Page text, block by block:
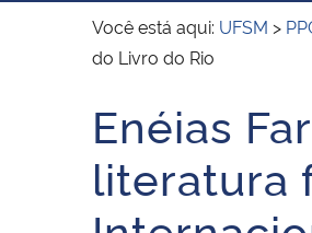
Secretaria de Governo
Você está aqui: UFSM >
do Livro do Rio
Início do conteúdo
Enéias
literatura